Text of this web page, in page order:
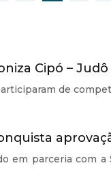
Cipó –
de
em parceria com a